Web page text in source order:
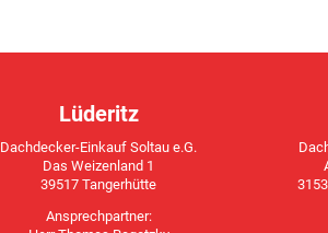
Lüderitz
Dachdecker-Einkauf Soltau e.G.
Das Weizenland 1
39517 Tangerhütte
Ansprechpartner: